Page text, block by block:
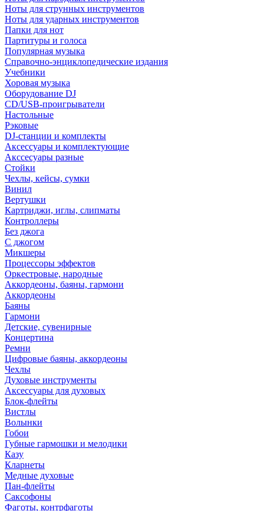
Ноты для струнных инструментов
Ноты для ударных инструментов
Папки для нот
Партитуры и голоса
Популярная музыка
Справочно-энциклопедические издания
Учебники
Хоровая музыка
Оборудование DJ
CD/USB-проигрыватели
Настольные
Рэковые
DJ-станции и комплекты
Аксессуары и комплектующие
Акссесуары разные
Стойки
Чехлы, кейсы, сумки
Винил
Вертушки
Картриджи, иглы, слипматы
Контроллеры
Без джога
С джогом
Микшеры
Процессоры эффектов
Оркестровые, народные
Аккордеоны, баяны, гармони
Аккордеоны
Баяны
Гармони
Детские, сувенирные
Концертина
Ремни
Цифровые баяны, аккордеоны
Чехлы
Духовые инструменты
Аксессуары для духовых
Блок-флейты
Вистлы
Волынки
Гобои
Губные гармошки и мелодики
Казу
Кларнеты
Медные духовые
Пан-флейты
Саксофоны
Фаготы, контрфаготы